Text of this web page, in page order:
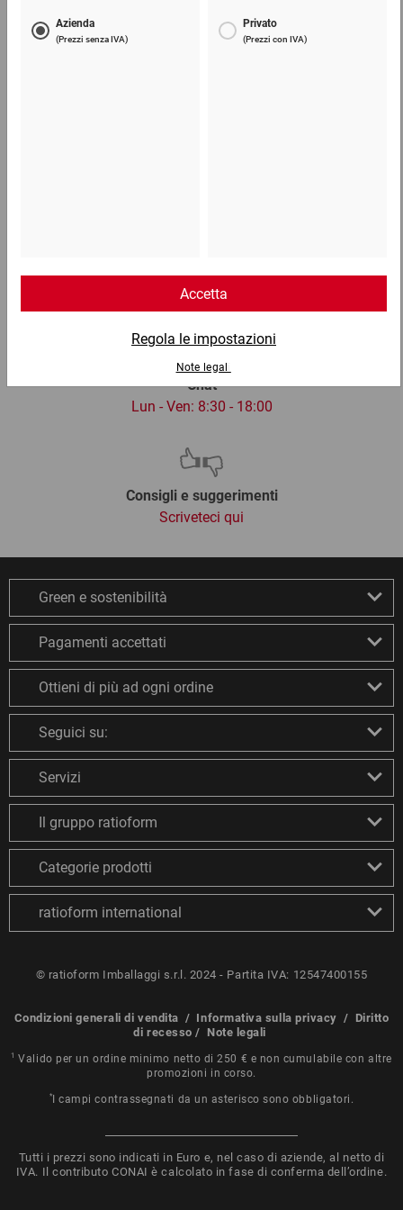
Email
info@ratioform.it
Chat
Lun - Ven: 8:30 - 18:00
Consigli e suggerimenti
Scriveteci qui
Green e sostenibilità
Pagamenti accettati
Ottieni di più ad ogni ordine
Seguici su:
Servizi
Il gruppo ratioform
Categorie prodotti
ratioform international
© ratioform Imballaggi s.r.l. 2024 - Partita IVA: 12547400155
Condizioni generali di vendita / Informativa sulla privacy / Diritto
di recesso / Note legali
1Valido per un ordine minimo netto di 250 € e non cumulabile con altre
promozioni in corso.
* I campi contrassegnati da un asterisco sono obbligatori.
Tutti i prezzi sono indicati in Euro e, nel caso di aziende, al netto di
IVA. Il contributo CONAI è calcolato in fase di conferma dell’ordine.